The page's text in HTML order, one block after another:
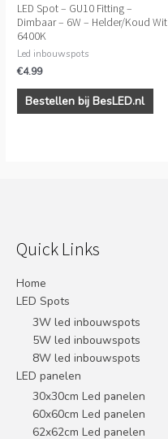
LED Spot – GU10 Fitting –
Dimbaar – 6W – Helder/Koud Wit
6400K
Led inbouwspots
€4.99
Bestellen bij BesLED.nl
Quick Links
Home
LED Spots
3W led inbouwspots
5W led inbouwspots
8W led inbouwspots
LED panelen
30x30cm Led panelen
60x60cm Led panelen
62x62cm Led panelen